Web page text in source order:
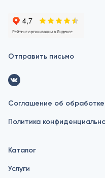
Отправить письмо
Соглашение об
Политика
Каталог
Услуги